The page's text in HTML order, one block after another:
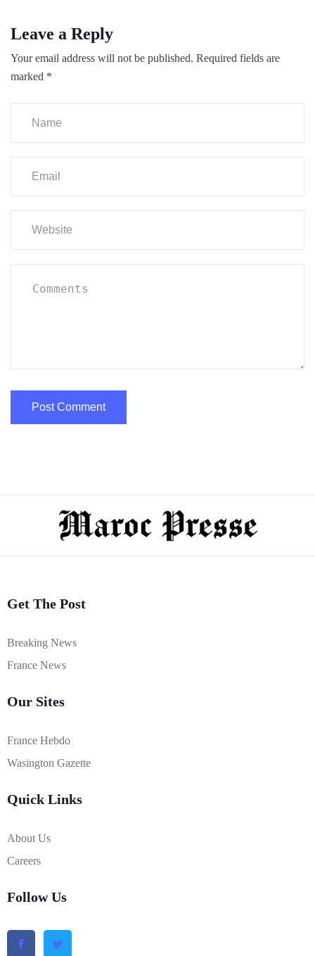
Leave a Reply
Your email address will not be published. Required fields are
marked *
Get The Post
Breaking News
France News
Our Sites
France Hebdo
Wasington Gazette
Quick Links
About Us
Careers
Follow Us